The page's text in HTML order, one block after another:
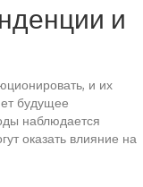
и
и их
будущее
наблюдается
оказать влияние на